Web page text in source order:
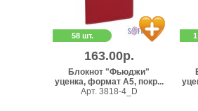
58 шт.
163.00р.
Блокнот "Фьюджи"
уценка, формат А5, покр...
Арт. 3818-4_D